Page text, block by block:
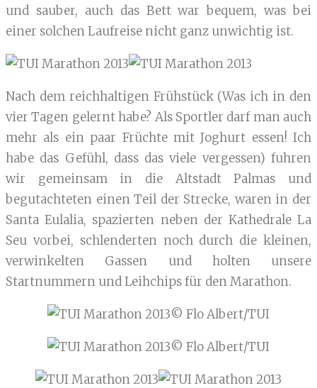
und sauber, auch das Bett war bequem, was bei
einer solchen Laufreise nicht ganz unwichtig ist.
Nach dem reichhaltigen Frühstück (Was ich in den
vier Tagen gelernt habe? Als Sportler darf man auch
mehr als ein paar Früchte mit Joghurt essen! Ich
habe das Gefühl, dass das viele vergessen) fuhren
wir gemeinsam in die Altstadt Palmas und
begutachteten einen Teil der Strecke, waren in der
Santa Eulalia, spazierten neben der Kathedrale La
Seu vorbei, schlenderten noch durch die kleinen,
verwinkelten Gassen und holten unsere
Startnummern und Leihchips für den Marathon.
© Flo Albert/TUI
© Flo Albert/TUI